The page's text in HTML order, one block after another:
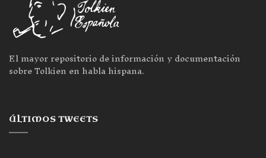
El mayor repositorio de información y documentación
sobre Tolkien en habla hispana.
ÚLTIMOS TWEETS